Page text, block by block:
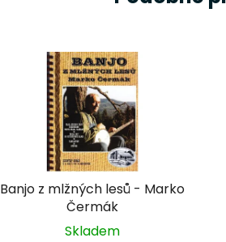
Banjo z mlžných lesů - Marko
Čermák
Skladem